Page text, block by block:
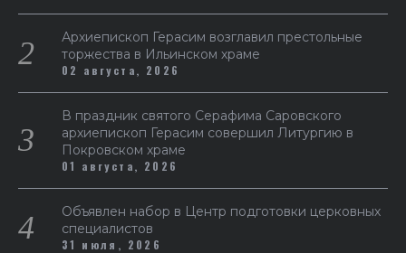
Архиепископ Герасим возглавил престольные
торжества в Ильинском храме
02 августа, 2026
В праздник святого Серафима Саровского
архиепископ Герасим совершил Литургию в
Покровском храме
01 августа, 2026
Объявлен набор в Центр подготовки церковных
специалистов
31 июля, 2026